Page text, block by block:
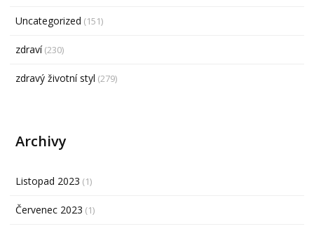
Uncategorized (151)
zdraví(230)
zdravý životní styl (279)
Archivy
Listopad 2023 (1)
Červenec 2023 (1)